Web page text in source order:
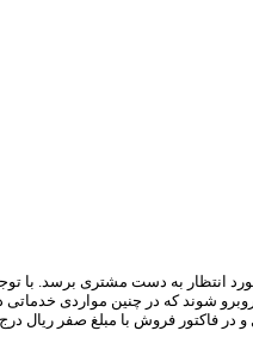
به دست مشتری برسد. با توجه
شوند که در چنین مواردی